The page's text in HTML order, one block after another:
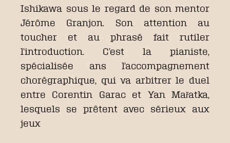
Ishikawa sous le regard de son mentor
Jérôme Granjon. Son attention au
toucher et au phrasé fait rutiler
l’introduction. C’est la pianiste,
spécialisée ans l’accompagnement
chorégraphique, qui va arbitrer le duel
entre Corentin Garac et Yan Mařatka,
lesquels se prêtent avec sérieux aux
jeux